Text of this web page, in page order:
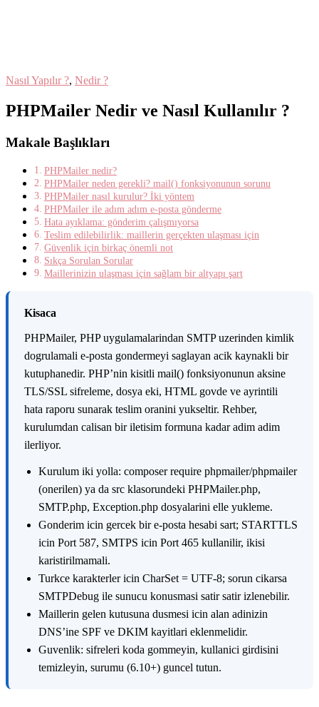
Nasıl Yapılır ?, Nedir ?
PHPMailer Nedir ve Nasıl Kullanılır ?
Makale Başlıkları
PHPMailer nedir?
PHPMailer neden gerekli? mail() fonksiyonunun sorunu
PHPMailer nasıl kurulur? İki yöntem
PHPMailer ile adım adım e-posta gönderme
Hata ayıklama: gönderim çalışmıyorsa
Teslim edilebilirlik: maillerin gerçekten ulaşması için
Güvenlik için birkaç önemli not
Sıkça Sorulan Sorular
Maillerinizin ulaşması için sağlam bir altyapı şart
Kisaca
PHPMailer, PHP uygulamalarindan SMTP uzerinden kimlik
dogrulamali e-posta gondermeyi saglayan acik kaynakli bir
kutuphanedir. PHP’nin kisitli mail() fonksiyonunun aksine
TLS/SSL sifreleme, dosya eki, HTML govde ve ayrintili
hata raporu sunarak teslim oranini yukseltir. Rehber,
kurulumdan calisan bir iletisim formuna kadar adim adim
ilerliyor.
Kurulum iki yolla: composer require phpmailer/phpmailer
(onerilen) ya da src klasorundeki PHPMailer.php,
SMTP.php, Exception.php dosyalarini elle yukleme.
Gonderim icin gercek bir e-posta hesabi sart; STARTTLS
icin Port 587, SMTPS icin Port 465 kullanilir, ikisi
karistirilmamali.
Turkce karakterler icin CharSet = UTF-8; sorun cikarsa
SMTPDebug ile sunucu konusmasi satir satir izlenebilir.
Maillerin gelen kutusuna dusmesi icin alan adinizin
DNS’ine SPF ve DKIM kayitlari eklenmelidir.
Guvenlik: sifreleri koda gommeyin, kullanici girdisini
temizleyin, surumu (6.10+) guncel tutun.